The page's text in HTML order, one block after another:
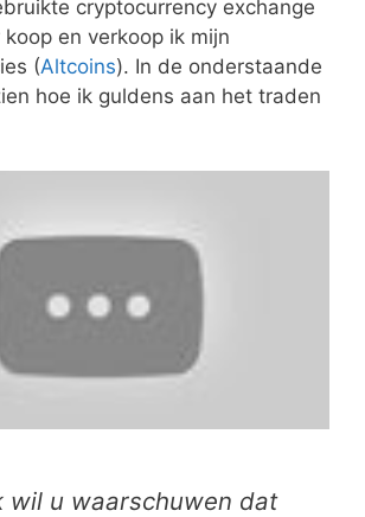
cryptocurrency exchange
koop en verkoop ik mijn
(Altcoins). In de onderstaande
hoe ik guldens aan het traden
wil u waarschuwen dat